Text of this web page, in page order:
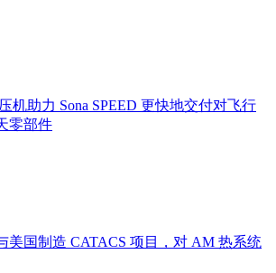
机助力 Sona SPEED 更快地交付对飞行
零部件
美国制造 CATACS 项目，对 AM 热系统